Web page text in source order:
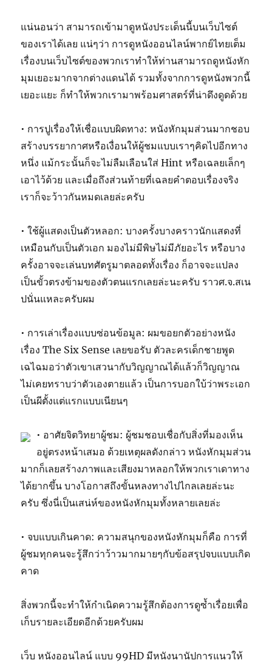
แน่นอนว่า สามารถเข้ามาดูหนังประเด็นนี้บนเว็บไซต์
ของเราได้เลย แน่ๆว่า การดูหนังออนไลน์พากย์ไทยเต็ม
เรื่องบนเว็บไซต์ของพวกเราทำให้ท่านสามารถดูหนังหัก
มุมเยอะมากจากต่างแดนได้ รวมทั้งจากการดูหนังพวกนี้
เยอะแยะ ก็ทำให้พวกเรามาพร้อมศาสตร์ที่น่าดึงดูดด้วย
• การปูเรื่องให้เชื่อแบบผิดทาง: หนังหักมุมส่วนมากชอบ
สร้างบรรยากาศหรือเงื่อนให้ผู้ชมแบบเราๆคิดไปอีกทาง
หนึ่ง แม้กระนั้นก็จะไม่ลืมเลือนใส่ Hint หรือเฉลยเล็กๆ
เอาไว้ด้วย และเมื่อถึงส่วนท้ายที่เฉลยคำตอบเรื่องจริง
เราก็จะว้าวกันหมดเลยล่ะครับ
• ใช้ผู้แสดงเป็นตัวหลอก: บางครั้งบางคราวนักแสดงที่
เหมือนกับเป็นตัวเอก มองไม่มีพิษไม่มีภัยอะไร หรือบาง
ครั้งอาจจะเล่นบทศัตรูมาตลอดทั้งเรื่อง ก็อาจจะแปลง
เป็นขั้วตรงข้ามของตัวตนแรกเลยล่ะนะครับ ราวศ.จ.สเน
ปนั่นแหละครับผม
• การเล่าเรื่องแบบซ่อนข้อมูล: ผมขอยกตัวอย่างหนัง
เรื่อง The Six Sense เลยขอรับ ตัวละครเด็กชายพูด
เฉไฉมอว่าตัวเขาเสวนากับวิญญาณได้แล้วก็วิญญาณ
ไม่เคยทราบว่าตัวเองตายแล้ว เป็นการบอกใบ้ว่าพระเอก
เป็นผีตั้งแต่แรกแบบเนียนๆ
• อาศัยจิตวิทยาผู้ชม: ผู้ชมชอบเชื่อกับสิ่งที่มองเห็น
อยู่ตรงหน้าเสมอ ด้วยเหตุผลดังกล่าว หนังหักมุมส่วน
มากก็เลยสร้างภาพและเสียงมาหลอกให้พวกเราเดาทาง
ได้ยากขึ้น บางโอกาสถึงขั้นหลงทางไปไกลเลยล่ะนะ
ครับ ซึ่งนี่เป็นเสน่ห์ของหนังหักมุมทั้งหลายเลยล่ะ
• จบแบบเกินคาด: ความสนุกของหนังหักมุมก็คือ การที่
ผู้ชมทุกคนจะรู้สึกว่าว้าวมากมายๆกับข้อสรุปจบแบบเกิด
คาด
สิ่งพวกนี้จะทำให้กำเนิดความรู้สึกต้องการดูซ้ำเรื่อยเพื่อ
เก็บรายละเอียดอีกด้วยครับผม
เว็บ หนังออนไลน์ แบบ 99HD มีหนังนานัปการแนวให้